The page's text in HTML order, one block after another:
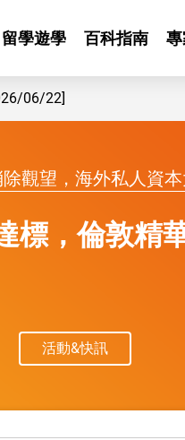
留學遊學 百科指南
06/22]
觀望，海外私人資本
標，倫敦精
活動&快訊